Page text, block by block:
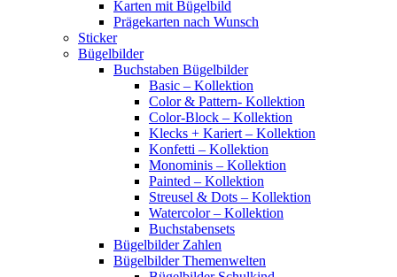
Karten mit Bügelbild
Prägekarten nach Wunsch
Sticker
Bügelbilder
Buchstaben Bügelbilder
Basic – Kollektion
Color & Pattern- Kollektion
Color-Block – Kollektion
Klecks + Kariert – Kollektion
Konfetti – Kollektion
Monominis – Kollektion
Painted – Kollektion
Streusel & Dots – Kollektion
Watercolor – Kollektion
Buchstabensets
Bügelbilder Zahlen
Bügelbilder Themenwelten